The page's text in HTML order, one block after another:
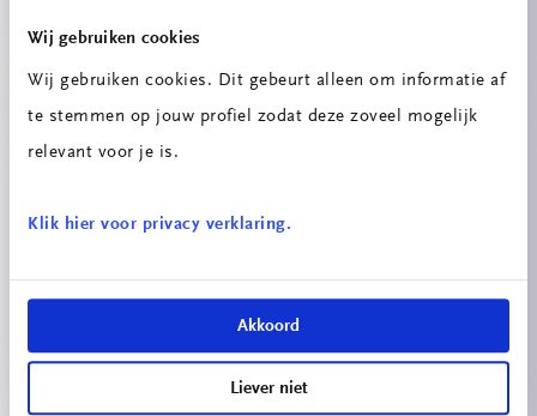
Wij gebruiken cookies
Wij gebruiken cookies. Dit gebeurt alleen om informatie af
te stemmen op jouw profiel zodat deze zoveel mogelijk
relevant voor je is.
Klik hier voor privacy verklaring.
Akkoord
Liever niet
Kennisplatform
Circulaire Portiersloge